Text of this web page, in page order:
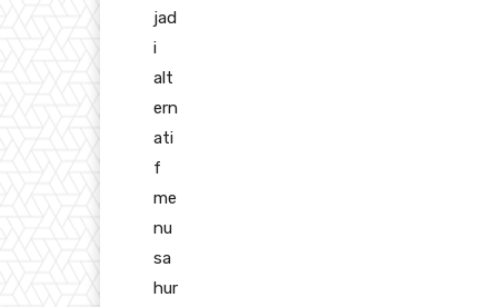
jad
i
alt
ern
ati
f
me
nu
sa
hur